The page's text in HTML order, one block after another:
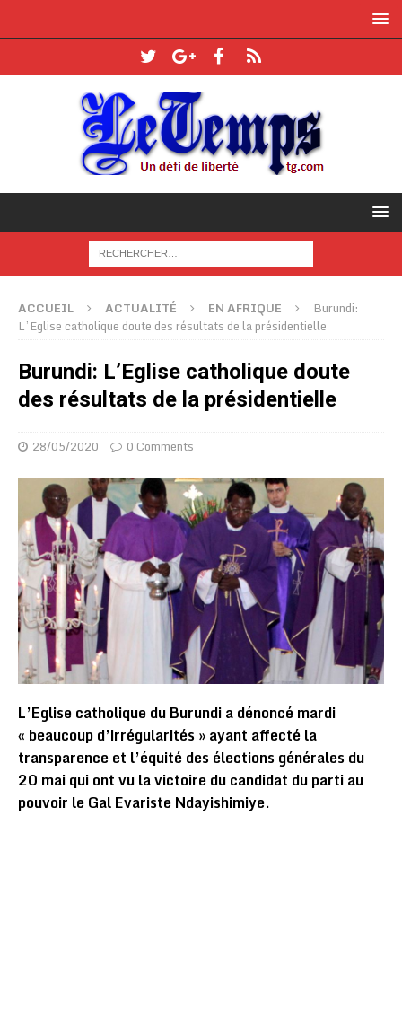
ACCUEIL ACTUALITÉ EN AFRIQUE
Burundi:
L’Eglise catholique doute des résultats de la présidentielle
Burundi: L’Eglise catholique doute
des résultats de la présidentielle
28/05/2020 0 Comments
L’Eglise catholique du Burundi a dénoncé mardi
« beaucoup d’irrégularités » ayant affecté la
transparence et l’équité des élections générales du
20 mai qui ont vu la victoire du candidat du parti au
pouvoir le Gal Evariste Ndayishimiye.